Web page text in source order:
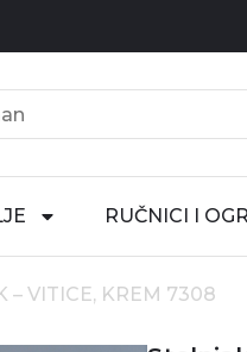
RUČNICI I
– VITICE, KREM 7308